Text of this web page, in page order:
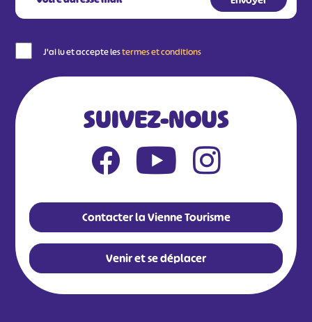
J'ai lu et accepte lestermes et conditions
SUIVEZ-NOUS
Contacter la Vienne Tourisme
Venir et se déplacer